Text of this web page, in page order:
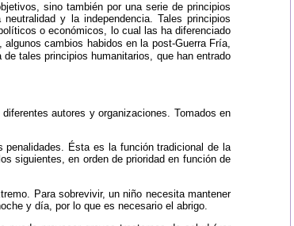
sino también por una serie de principios
y la independencia. Tales principios
o económicos, lo cual las ha diferenciado
algunos cambios habidos en la post-Guerra Fría,
tales principios humanitarios, que han entrado
autores y organizaciones. Tomados en
Ésta es la función tradicional de la
siguientes, en orden de prioridad en función de
Para sobrevivir, un niño necesita mantener
y día, por lo que es necesario el abrigo.